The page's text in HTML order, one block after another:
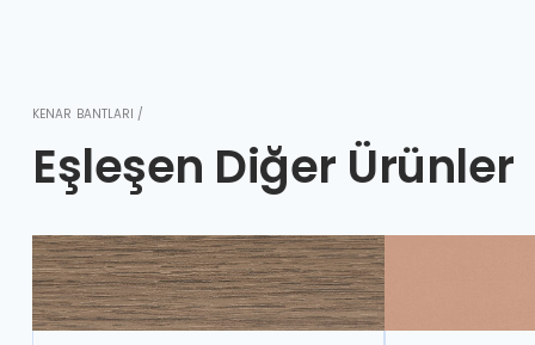
KENAR BANTLARI /
Eşleşen Diğer Ürünler